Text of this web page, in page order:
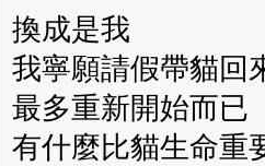
換成是我
我寧願請假帶貓回
最多重新開始而已
有什麼比貓生命重